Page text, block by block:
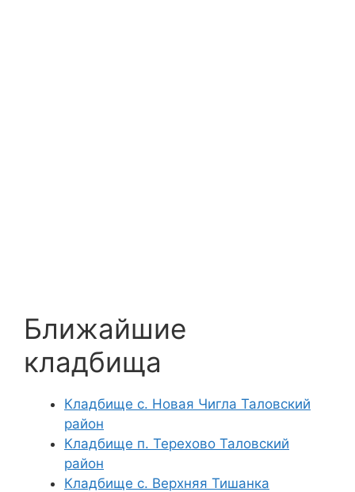
Ближайшие
кладбища
Кладбище с. Новая Чигла Таловский
район
Кладбище п. Терехово Таловский
район
Кладбище с. Верхняя Тишанка